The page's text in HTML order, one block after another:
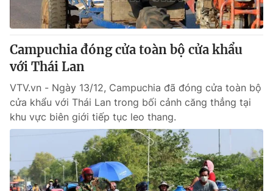
Campuchia đóng cửa toàn bộ cửa khẩu
với Thái Lan
VTV.vn - Ngày 13/12, Campuchia đã đóng cửa toàn bộ
cửa khẩu với Thái Lan trong bối cảnh căng thẳng tại
khu vực biên giới tiếp tục leo thang.